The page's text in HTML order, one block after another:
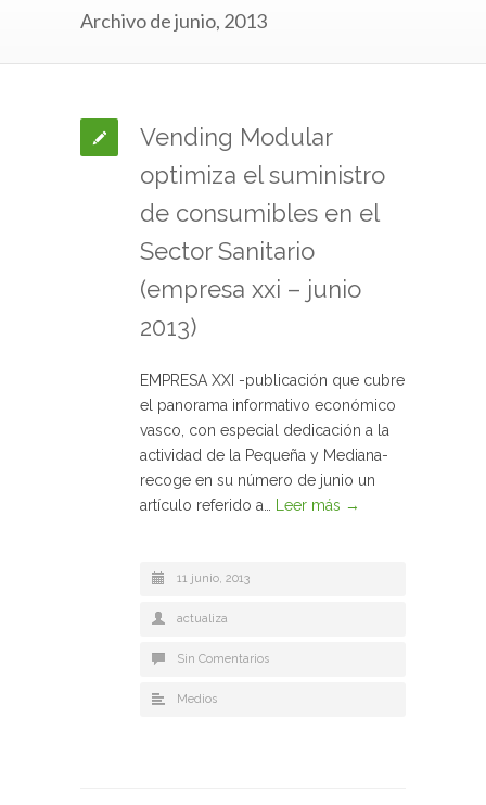
Archivo de junio, 2013
Vending Modular
optimiza el suministro
de consumibles en el
Sector Sanitario
(empresa xxi – junio
2013)
EMPRESA XXI -publicación que cubre
el panorama informativo económico
vasco, con especial dedicación a la
actividad de la Pequeña y Mediana-
recoge en su número de junio un
artículo referido a…
Leer más →
11 junio, 2013
actualiza
Sin Comentarios
Medios